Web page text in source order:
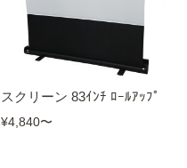
スクリーン 83ｲﾝﾁ ﾛｰﾙｱｯﾌﾟ
¥4,840〜